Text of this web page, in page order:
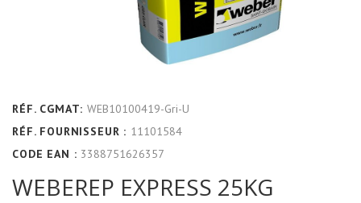
RÉF. CGMAT: WEB10100419-Gri-U
RÉF. FOURNISSEUR : 11101584
CODE EAN : 3388751626357
WEBEREP EXPRESS 25KG